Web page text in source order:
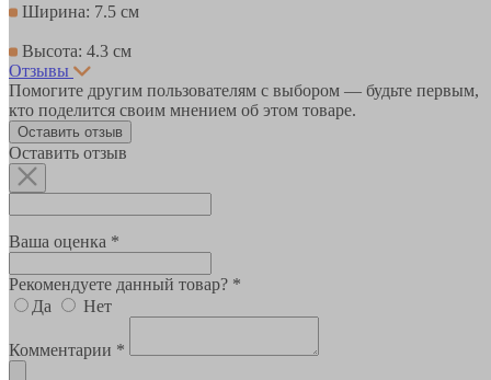
Ширина: 7.5 см
Высота: 4.3 см
Отзывы
Помогите другим пользователям с выбором — будьте первым,
кто поделится своим мнением об этом товаре.
Оставить отзыв
Оставить отзыв
Ваша оценка *
Рекомендуете данный товар? *
Да
Нет
Комментарии *